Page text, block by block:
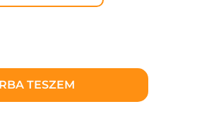
TESZEM